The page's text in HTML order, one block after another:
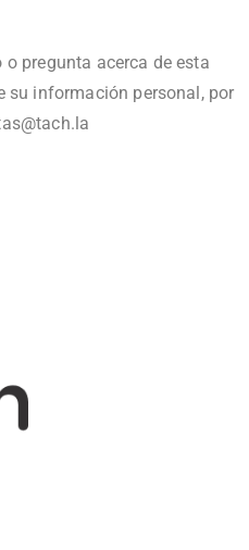
pregunta acerca de esta
su información personal, por